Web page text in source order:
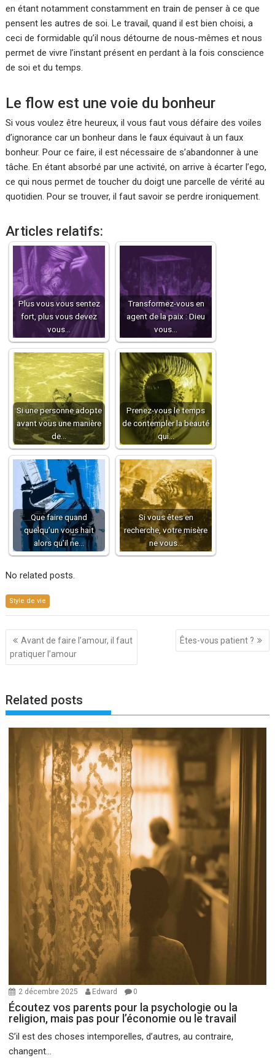
en étant notamment constamment en train de penser à ce que
pensent les autres de soi. Le travail, quand il est bien choisi, a
ceci de formidable qu’il nous détourne de nous-mêmes et nous
permet de vivre l’instant présent en perdant à la fois conscience
de soi et du temps.
Le flow est une voie du bonheur
Si vous voulez être heureux, il vous faut vous défaire des voiles
d’ignorance car un bonheur dans le faux équivaut à un faux
bonheur. Pour ce faire, il est nécessaire de s’abandonner à une
tâche. En étant absorbé par une activité, on arrive à écarter l’ego,
ce qui nous permet de toucher du doigt une parcelle de vérité au
quotidien. Pour se trouver, il faut savoir se perdre ironiquement.
Articles relatifs:
Plus vous vous sentez
fort, plus vous devez
vous…
Transformez-vous en
agent de la paix : Dieu
vous…
Si une personne adopte
avant vous une manière
de…
Prenez-vous le temps
de contempler la beauté
qui…
Que faire quand
quelqu’un vous hait
alors qu’il ne…
Si vous êtes en
recherche, votre misère
ne vous…
No related posts.
Style de vie
Navigation
de
l’article
Avant de faire l’amour, il faut
pratiquer l’amour
Êtes-vous patient ?
Related posts
2 décembre 2025 Edward 0
Écoutez vos parents pour la psychologie ou la
religion, mais pas pour l’économie ou le travail
S’il est des choses intemporelles, d’autres, au contraire,
changent...